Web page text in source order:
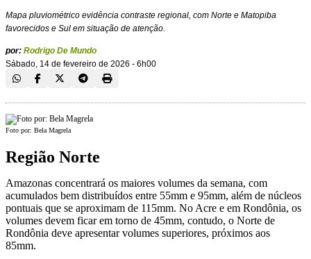
Mapa pluviométrico evidência contraste regional, com Norte e Matopiba
favorecidos e Sul em situação de atenção.
por: Rodrigo De Mundo
Sábado, 14 de fevereiro de 2026 - 6h00
Foto por: Bela Magrela
Região Norte
Amazonas concentrará os maiores volumes da semana, com
acumulados bem distribuídos entre 55mm e 95mm, além de núcleos
pontuais que se aproximam de 115mm. No Acre e em Rondônia, os
volumes devem ficar em torno de 45mm, contudo, o Norte de
Rondônia deve apresentar volumes superiores, próximos aos
85mm.